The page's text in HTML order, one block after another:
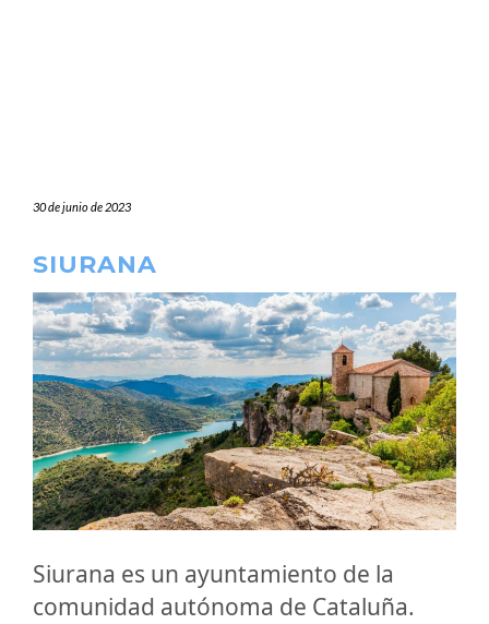
30 de junio de 2023
SIURANA
Siurana es un ayuntamiento de la
comunidad autónoma de Cataluña.